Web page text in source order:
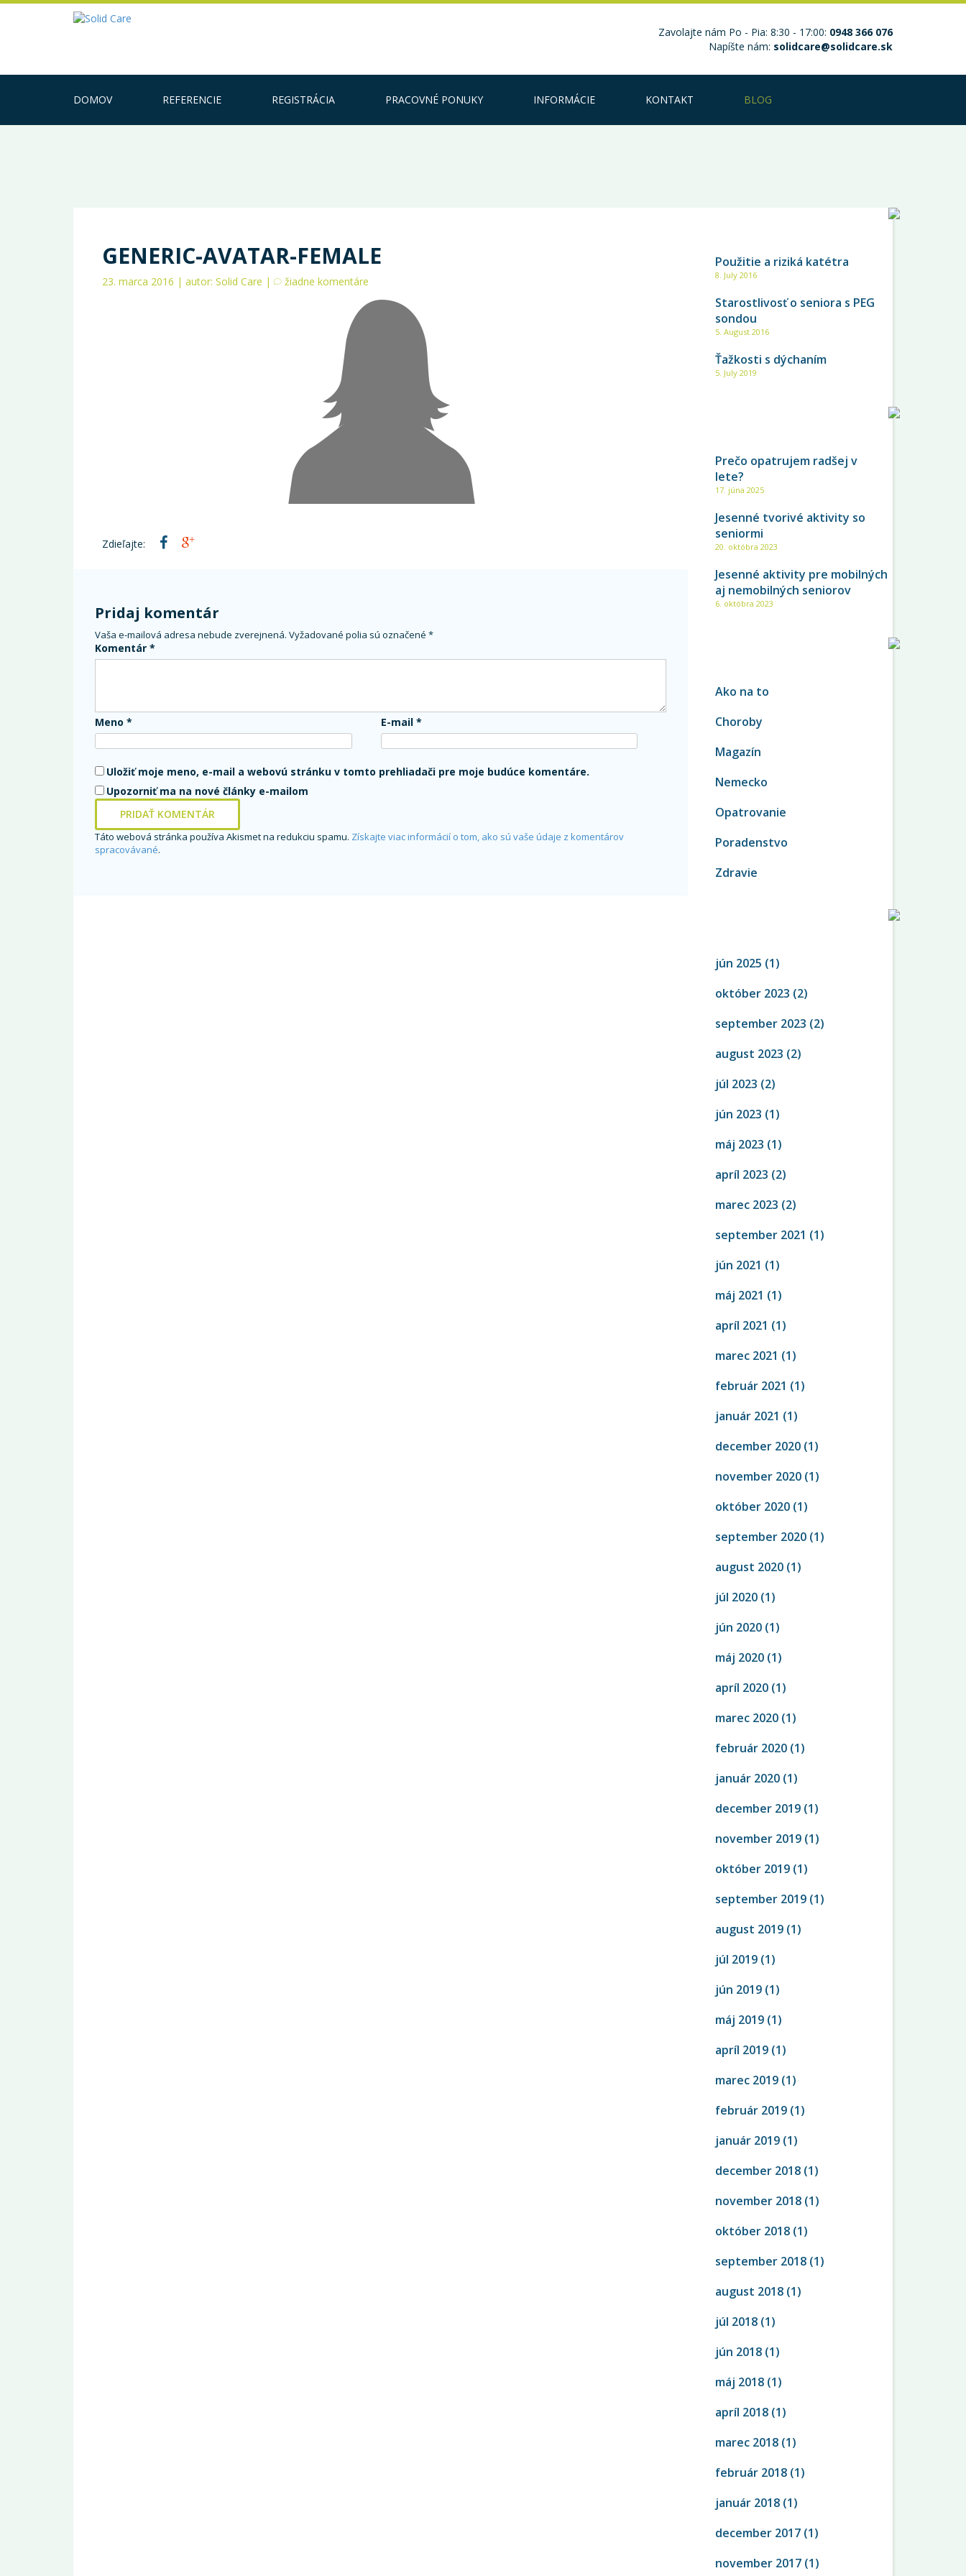
Zavolajte nám Po - Pia: 8:30 - 17:00: 0948 366 076
Napíšte nám: solidcare@solidcare.sk
DOMOV REFERENCIE REGISTRÁCIA PRACOVNÉ PONUKY INFORMÁCIE KONTAKT BLOG
GENERIC-AVATAR-FEMALE
23. marca 2016 | autor: Solid Care | žiadne komentáre
Zdieľajte:
Pridaj komentár
Vaša e-mailová adresa nebude zverejnená. Vyžadované polia sú označené *
Komentár *
Meno * E-mail *
Uložiť moje meno, e-mail a webovú stránku v tomto prehliadači pre moje budúce komentáre.
Upozorniť ma na nové články e-mailom
Táto webová stránka používa Akismet na redukciu spamu. Získajte viac informácií o tom, ako sú vaše údaje z komentárov
spracovávané.
Použitie a riziká katétra
8. July 2016
Starostlivosť o seniora s PEG
sondou
5. August 2016
Ťažkosti s dýchaním
5. July 2019
Prečo opatrujem radšej v
lete?
17. júna 2025
Jesenné tvorivé aktivity so
seniormi
20. októbra 2023
Jesenné aktivity pre mobilných
aj nemobilných seniorov
6. októbra 2023
Ako na to
Choroby
Magazín
Nemecko
Opatrovanie
Poradenstvo
Zdravie
jún 2025 (1)
október 2023 (2)
september 2023 (2)
august 2023 (2)
júl 2023 (2)
jún 2023 (1)
máj 2023 (1)
apríl 2023 (2)
marec 2023 (2)
september 2021 (1)
jún 2021 (1)
máj 2021 (1)
apríl 2021 (1)
marec 2021 (1)
február 2021 (1)
január 2021 (1)
december 2020 (1)
november 2020 (1)
október 2020 (1)
september 2020 (1)
august 2020 (1)
júl 2020 (1)
jún 2020 (1)
máj 2020 (1)
apríl 2020 (1)
marec 2020 (1)
február 2020 (1)
január 2020 (1)
december 2019 (1)
november 2019 (1)
október 2019 (1)
september 2019 (1)
august 2019 (1)
júl 2019 (1)
jún 2019 (1)
máj 2019 (1)
apríl 2019 (1)
marec 2019 (1)
február 2019 (1)
január 2019 (1)
december 2018 (1)
november 2018 (1)
október 2018 (1)
september 2018 (1)
august 2018 (1)
júl 2018 (1)
jún 2018 (1)
máj 2018 (1)
apríl 2018 (1)
marec 2018 (1)
február 2018 (1)
január 2018 (1)
december 2017 (1)
november 2017 (1)